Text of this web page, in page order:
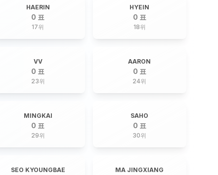
HAERIN
0 표
17위
HYEIN
0 표
18위
VV
0 표
23위
AARON
0 표
24위
MINGKAI
0 표
29위
SAHO
0 표
30위
SEO KYOUNGBAE MA JINGXIANG